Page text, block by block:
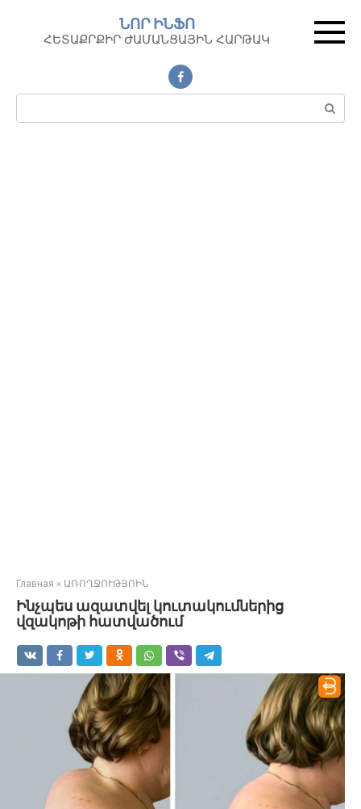
контенту
ՆՈՐ ԻՆՖՈ
ՀԵՏԱՔՐՔԻՐ ԺԱՄԱՆՑԱՅԻՆ ՀԱՐԹԱԿ
Поиск:
Главная » ԱՌՈՂՋՈՒԹՅՈԻՆ
Ինչպես ազատվել կուտակումներից
վզակոթի հատվածում